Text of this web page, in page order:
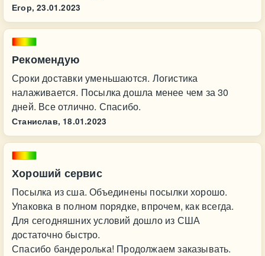
Егор, 23.01.2023
Рекомендую
Сроки доставки уменьшаются. Логистика
налаживается. Посылка дошла менее чем за 30
дней. Все отлично. Спасибо.
Станислав, 18.01.2023
Хороший сервис
Посылка из сша. Объединены посылки хорошо.
Упаковка в полном порядке, впрочем, как всегда.
Для сегодняшних условий дошло из США
достаточно быстро.
Спасибо бандеролька! Продолжаем заказывать.